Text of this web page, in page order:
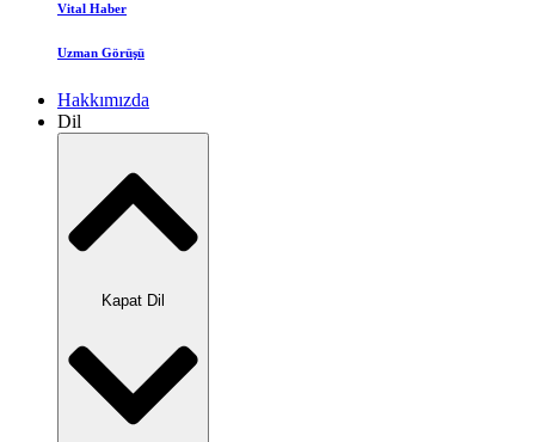
Vital Haber
Uzman Görüşü
Hakkımızda
Dil
Kapat Dil